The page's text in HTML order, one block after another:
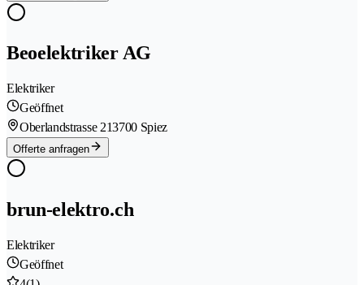
Beoelektriker AG
Elektriker
Geöffnet
Oberlandstrasse 213700 Spiez
Offerte anfragen
brun-elektro.ch
Elektriker
Geöffnet